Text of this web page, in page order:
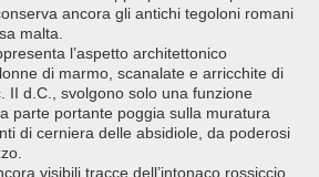
ancora gli antichi tegoloni romani
malta.
l’aspetto architettonico
di marmo, scanalate e arricchite di
II d.C., svolgono solo una funzione
parte portante poggia sulla muratura
di cerniera delle absidiole, da poderosi
visibili tracce dell’intonaco rossiccio